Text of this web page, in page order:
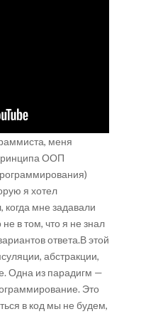
меня
ООП
я хотел
когда мне задавали
в том, что я не знал
ответа.В этой
абстракции,
Одна из парадигм —
Это
в код мы не будем,